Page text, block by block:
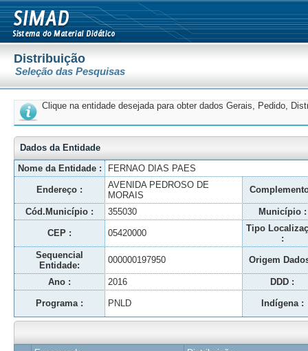
Distribuição
Seleção das Pesquisas
Clique na entidade desejada para obter dados Gerais, Pedido,
Dados da Entidade
Nome da Entidade :
FERNAO DIAS PAES
Endereço :
AVENIDA PEDROSO DE
MORAIS
Cód.Município : 355030 Município :
CEP : 05420000
Tipo
:
Sequencial
Entidade:
000000197950 Origem
Ano : 2016 DDD :
Programa : PNLD Indígena :